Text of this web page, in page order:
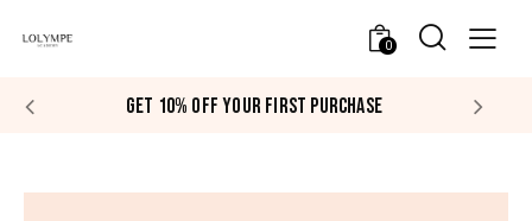
0
GET 10% OFF YOUR FIRST PURCHASE